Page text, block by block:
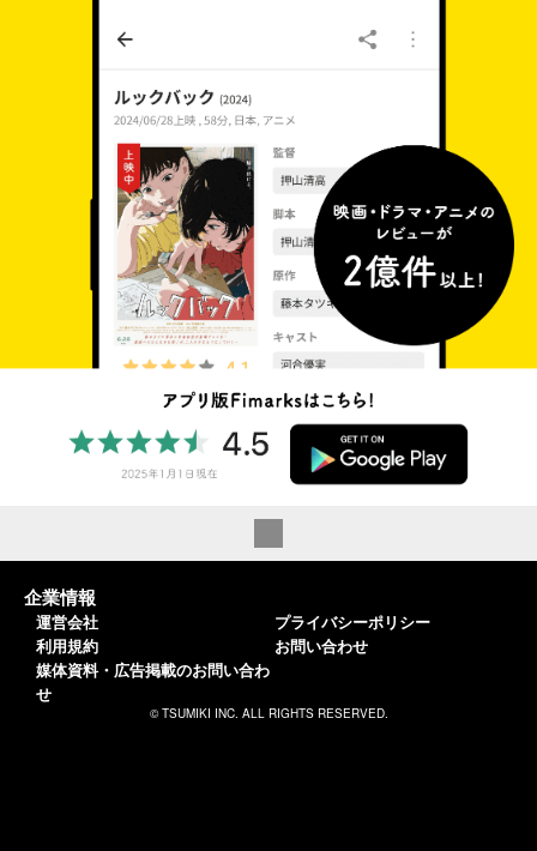
企業情報
運営会社
利用規約
媒体資料・広告掲載のお問い合わ
せ
プライバシーポリシー
お問い合わせ
© TSUMIKI INC. ALL RIGHTS RESERVED.